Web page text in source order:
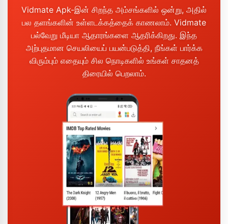
Vidmate Apk-இன் சிறந்த அம்சங்களில் ஒன்று, அதில்
பல தளங்களின் உள்ளடக்கத்தைக் காணலாம். Vidmate
பல்வேறு மீடியா ஆதாரங்களை ஆதரிக்கிறது. இந்த
அற்புதமான செயலியைப் பயன்படுத்தி, நீங்கள் பார்க்க
விரும்பும் எதையும் சில நொடிகளில் உங்கள் சாதனத்
திரையில் பெறலாம்.